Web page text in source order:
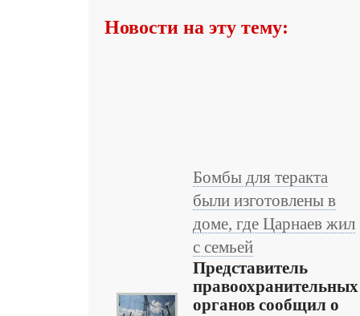
Новости на эту тему:
Бомбы для теракта
были изготовлены в
доме, где Царнаев жил
с семьей
Представитель
правоохранительных
органов сообщил о